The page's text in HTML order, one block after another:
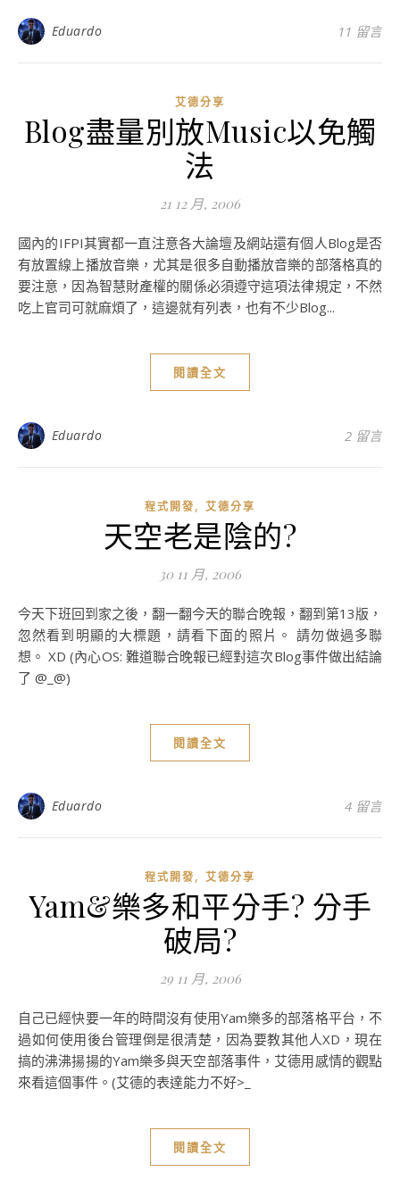
Eduardo 11 留言
艾德分享
Blog盡量別放Music以免觸
法
21 12 月, 2006
國內的IFPI其實都一直注意各大論壇及網站還有個人Blog是否
有放置線上播放音樂，尤其是很多自動播放音樂的部落格真的
要注意，因為智慧財產權的關係必須遵守這項法律規定，不然
吃上官司可就麻煩了，這邊就有列表，也有不少Blog...
閱讀全文
Eduardo 2 留言
程式開發, 艾德分享
天空老是陰的?
30 11 月, 2006
今天下班回到家之後，翻一翻今天的聯合晚報，翻到第13版，
忽然看到明顯的大標題，請看下面的照片。 請勿做過多聯
想。 XD (內心OS: 難道聯合晚報已經對這次Blog事件做出結論
了 @_@)
閱讀全文
Eduardo 4 留言
程式開發, 艾德分享
Yam&樂多和平分手? 分手
破局?
29 11 月, 2006
自己已經快要一年的時間沒有使用Yam樂多的部落格平台，不
過如何使用後台管理倒是很清楚，因為要教其他人XD，現在
搞的沸沸揚揚的Yam樂多與天空部落事件，艾德用感情的觀點
來看這個事件。(艾德的表達能力不好>_
閱讀全文